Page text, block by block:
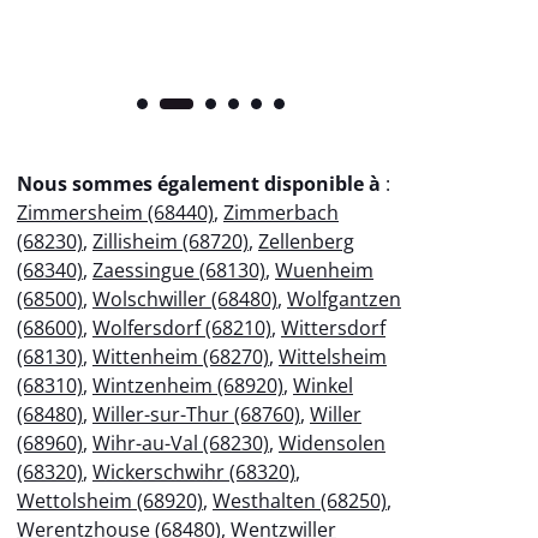
Nous sommes également disponible à :
Zimmersheim (68440), Zimmerbach
(68230), Zillisheim (68720), Zellenberg
(68340), Zaessingue (68130), Wuenheim
(68500), Wolschwiller (68480), Wolfgantzen
(68600), Wolfersdorf (68210), Wittersdorf
(68130), Wittenheim (68270), Wittelsheim
(68310), Wintzenheim (68920), Winkel
(68480), Willer-sur-Thur (68760), Willer
(68960), Wihr-au-Val (68230), Widensolen
(68320), Wickerschwihr (68320),
Wettolsheim (68920), Westhalten (68250),
Werentzhouse (68480), Wentzwiller